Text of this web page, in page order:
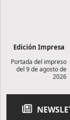
Edición Impresa
Portada del impreso
del 9 de agosto de
2026